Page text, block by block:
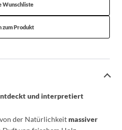
Wunschliste
zum Produkt
und interpretiert
der Natürlichkeitmassiver